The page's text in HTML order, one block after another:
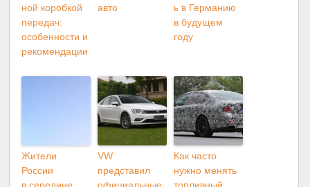
ной коробкой
передач:
особенности и
рекомендации
авто
ь в Германию
в будущем
году
Жители
России
VW
представил
Как часто
нужно менять